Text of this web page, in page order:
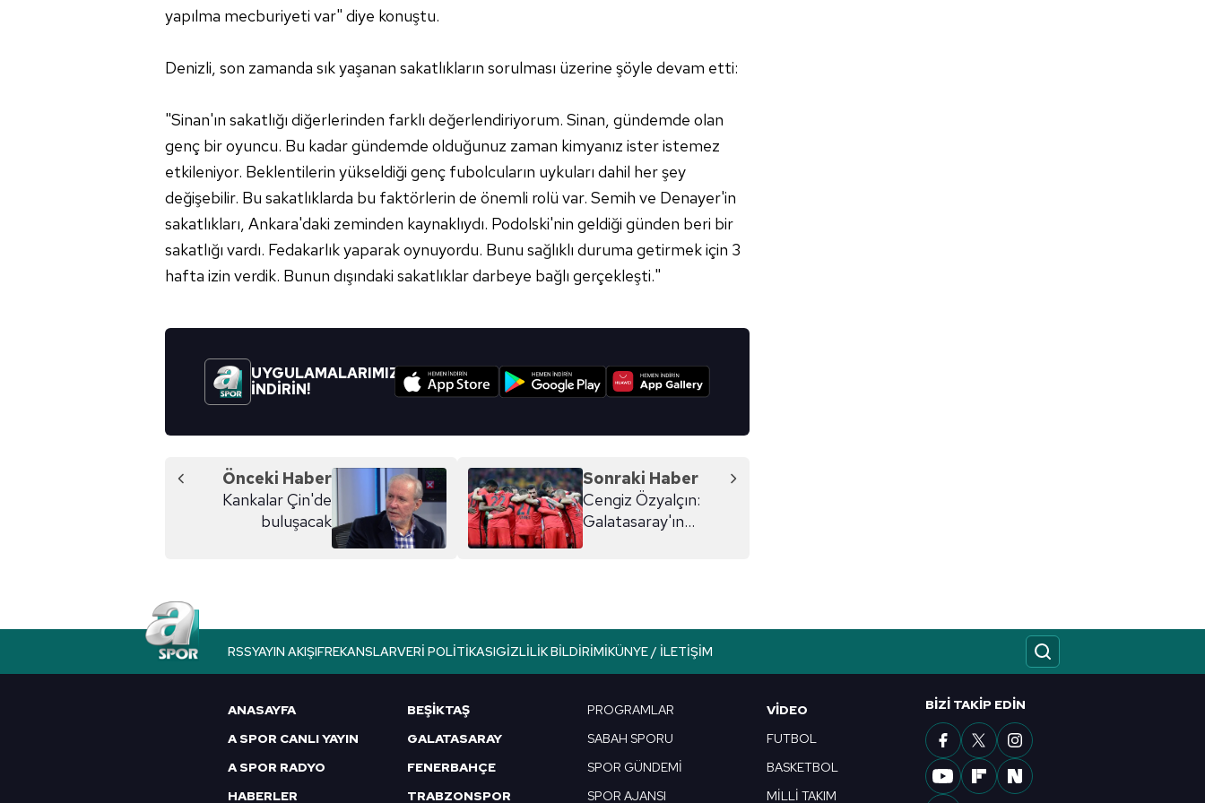
yapılma mecburiyeti var" diye konuştu.
Denizli, son zamanda sık yaşanan sakatlıkların sorulması üzerine şöyle devam etti:
"Sinan'ın sakatlığı diğerlerinden farklı değerlendiriyorum. Sinan, gündemde olan
genç bir oyuncu. Bu kadar gündemde olduğunuz zaman kimyanız ister istemez
etkileniyor. Beklentilerin yükseldiği genç fubolcuların uykuları dahil her şey
değişebilir. Bu sakatlıklarda bu faktörlerin de önemli rolü var. Semih ve Denayer'in
sakatlıkları, Ankara'daki zeminden kaynaklıydı. Podolski'nin geldiği günden beri bir
sakatlığı vardı. Fedakarlık yaparak oynuyordu. Bunu sağlıklı duruma getirmek için 3
hafta izin verdik. Bunun dışındaki sakatlıklar darbeye bağlı gerçekleşti."
UYGULAMALARIMIZI
İNDİRİN!
Önceki Haber
Kankalar Çin'de
buluşacak
Sonraki Haber
Cengiz Özyalçın:
Galatasaray'ın
RSSYAYIN AKIŞIFREKANSLARVERI POLITIKASIGIZLILIK BILDIRIMIKÜNYE / İLETIŞIM
ANASAYFA
A SPOR CANLI YAYIN
A SPOR RADYO
HABERLER
BEŞİKTAŞ
GALATASARAY
FENERBAHÇE
TRABZONSPOR
PROGRAMLAR
SABAH SPORU
SPOR GÜNDEMİ
SPOR AJANSI
VIDEO
FUTBOL
BASKETBOL
MİLLİ TAKIM
BIZI TAKIP EDIN